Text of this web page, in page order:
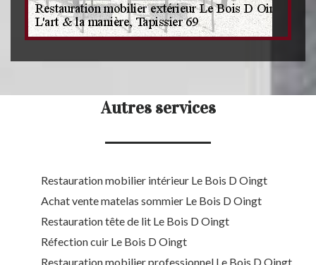
Autres services
Restauration mobilier intérieur Le Bois D Oingt
Achat vente matelas sommier Le Bois D Oingt
Restauration tête de lit Le Bois D Oingt
Réfection cuir Le Bois D Oingt
Restauration mobilier professionnel Le Bois D Oingt